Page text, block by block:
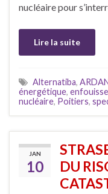
nucléaire pour
Lire la suite
Alternatiba,
énergétique,
nucléaire, Poitiers,
JAN
10
DU